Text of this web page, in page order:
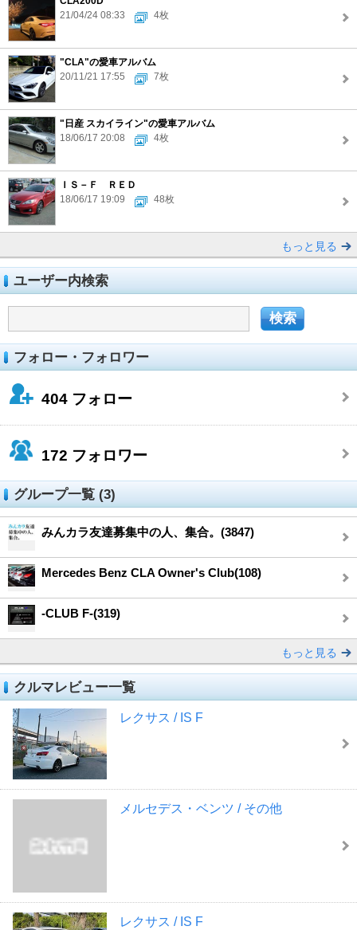
21/04/24 08:33
4枚
"CLA"の愛車アルバム
20/11/21 17:55
7枚
"日産 スカイライン"の愛車アルバム
18/06/17 20:08
4枚
ＩＳ－Ｆ ＲＥＤ
18/06/17 19:09
48枚
もっと見る
ユーザー内検索
フォロー・フォロワー
404 フォロー
172 フォロワー
グループ一覧 (3)
みんカラ友達募集中の人、集合。(3847)
Mercedes Benz CLA Owner's Club(108)
-CLUB F-(319)
もっと見る
クルマレビュー一覧
レクサス / IS F
メルセデス・ベンツ / その他
レクサス / IS F